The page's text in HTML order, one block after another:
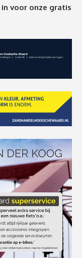
in voor onze gratis